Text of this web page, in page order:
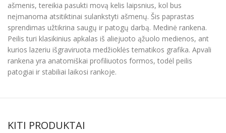
ašmenis, tereikia pasukti movą kelis laipsnius, kol bus
neįmanoma atsitiktinai sulankstyti ašmenų. Šis paprastas
sprendimas užtikrina saugų ir patogų darbą. Medinė rankena.
Peilis turi klasikinius apkalas iš aliejuoto ąžuolo medienos, ant
kurios lazeriu išgraviruota medžioklės tematikos grafika. Apvali
rankena yra anatomiškai profiliuotos formos, todėl peilis
patogiai ir stabiliai laikosi rankoje.
KITI PRODUKTAI